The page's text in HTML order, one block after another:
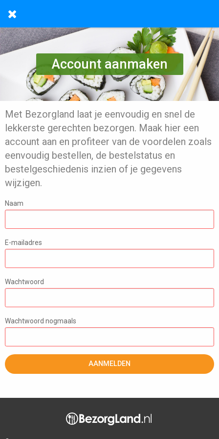
Account aanmaken
Met Bezorgland laat je eenvoudig en snel de
lekkerste gerechten bezorgen. Maak hier een
account aan en profiteer van de voordelen zoals
eenvoudig bestellen, de bestelstatus en
bestelgeschiedenis inzien of je gegevens
wijzigen.
Naam
E-mailadres
Wachtwoord
Wachtwoord nogmaals
AANMELDEN